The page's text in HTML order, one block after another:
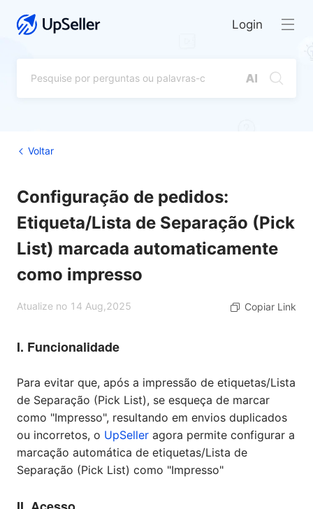
Login
Voltar
Configuração de pedidos:
Etiqueta/Lista de Separação (Pick
List) marcada automaticamente
como impresso
Atualize no 14 Aug,2025 Copiar Link
I. Funcionalidade
Para evitar que, após a impressão de etiquetas/Lista
de Separação (Pick List), se esqueça de marcar
como "Impresso", resultando em envios duplicados
ou incorretos, o UpSeller agora permite configurar a
marcação automática de etiquetas/Lista de
Separação (Pick List) como "Impresso"